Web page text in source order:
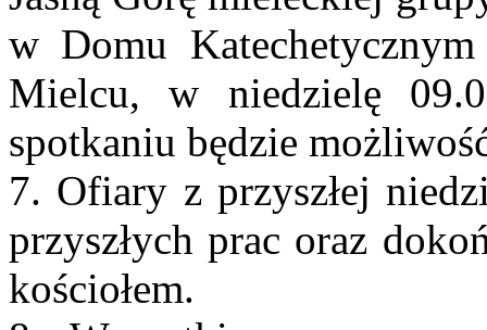
w Domu
Mielcu, w niedzielę
spotkaniu będzie
7. Ofiary z przyszłej
przyszłych prac oraz
kościołem.